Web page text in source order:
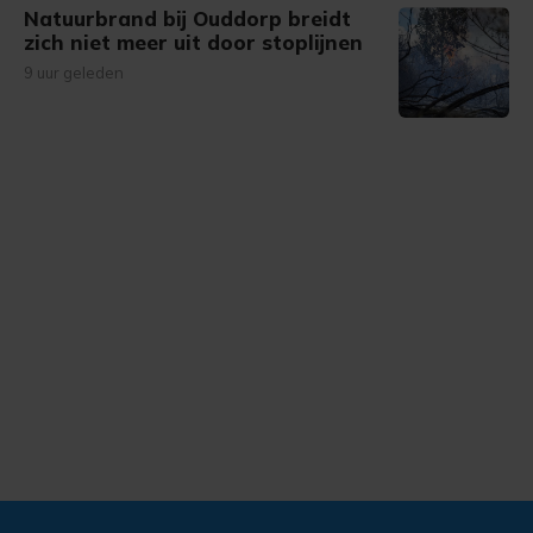
Natuurbrand bij Ouddorp breidt
zich niet meer uit door stoplijnen
9 uur geleden